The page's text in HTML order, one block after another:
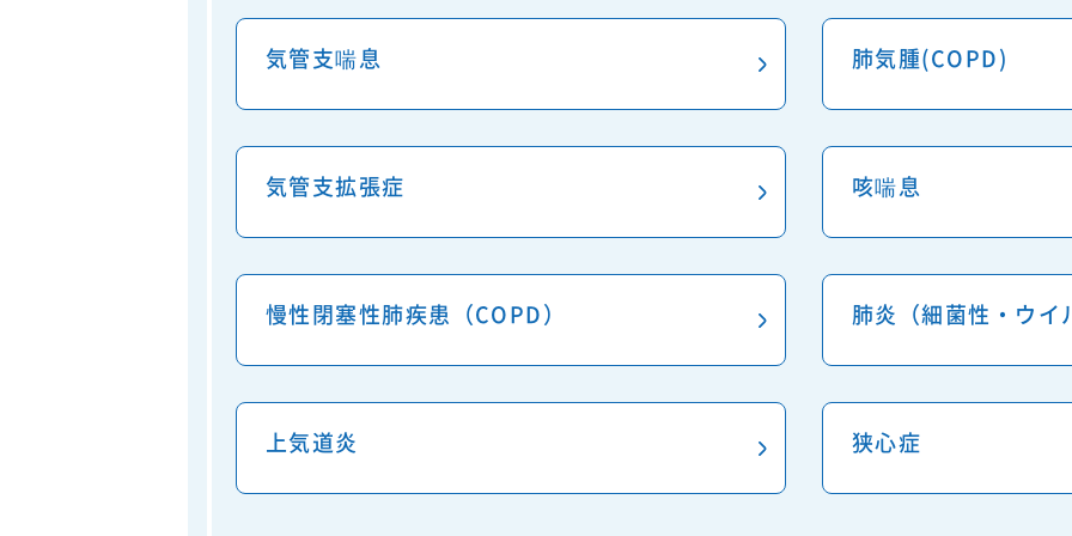
気管支喘息 肺気腫(COPD)
気管支拡張症 咳喘息
慢性閉塞性肺疾患（COPD） 肺炎（細菌性・ウイ
上気道炎 狭心症